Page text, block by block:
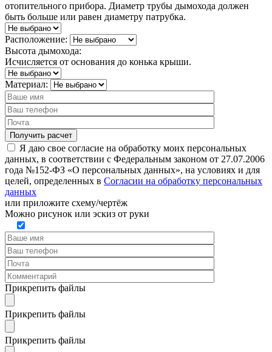
отопительного прибора. Диаметр трубы дымохода должен
быть больше или равен диаметру патрубка.
Расположение:
Высота дымохода:
Исчисляется от основания до конька крыши.
Материал:
Я даю свое согласие на обработку моих персональных
данных, в соответствии с Федеральным законом от 27.07.2006
года №152-ФЗ «О персональных данных», на условиях и для
целей, определенных в Согласии на обработку персональных
данных
или приложите схему/чертёж
Можно рисунок или эскиз от руки
Прикрепить файлы
Прикрепить файлы
Прикрепить файлы